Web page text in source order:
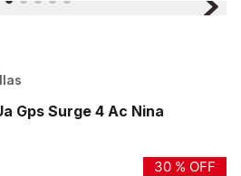
Gps Surge 4 Ac Nina
30 % OFF